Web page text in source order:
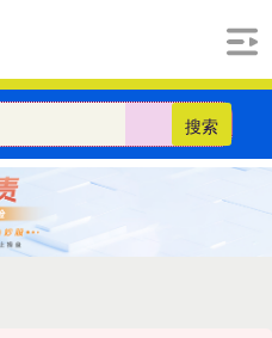
搜索